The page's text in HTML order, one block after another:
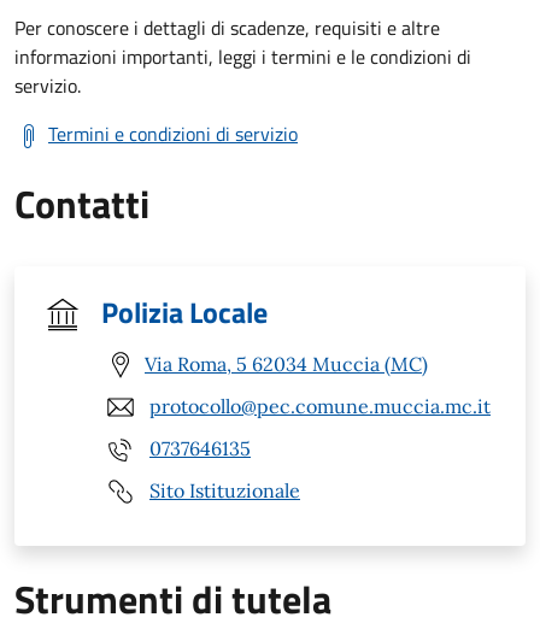
Per conoscere i dettagli di scadenze, requisiti e altre
informazioni importanti, leggi i termini e le condizioni di
servizio.
Termini e condizioni di servizio
Contatti
Polizia Locale
Via Roma, 5 62034 Muccia (MC)
protocollo@pec.comune.muccia.mc.it
0737646135
Sito Istituzionale
Strumenti di tutela